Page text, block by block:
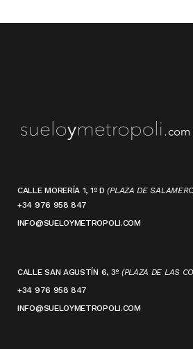
CALLE MORERÍA 1, 1º D(PLAZA DE
+34 976 958 847
INFO@SUELOYMETROPOLI.COM
CALLE SAN AGUSTÍN 6, 3º (PLAZA DE LAS
+34 976 958 847
INFO@SUELOYMETROPOLI.COM